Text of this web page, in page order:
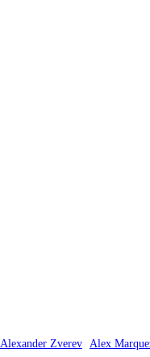
Alexander Zverev Alex